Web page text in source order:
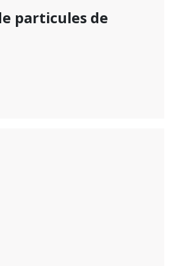
particules de